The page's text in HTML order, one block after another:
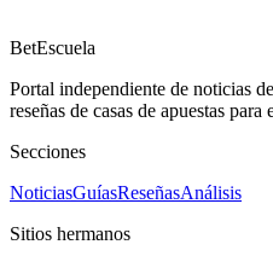
BetEscuela
Portal independiente de noticias
reseñas de casas de apuestas
Secciones
NoticiasGuíasReseñasAnálisis
Sitios hermanos